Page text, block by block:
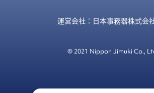
運営会社：日本事務器株式会
© 2021 Nippon Jimuki Co.,